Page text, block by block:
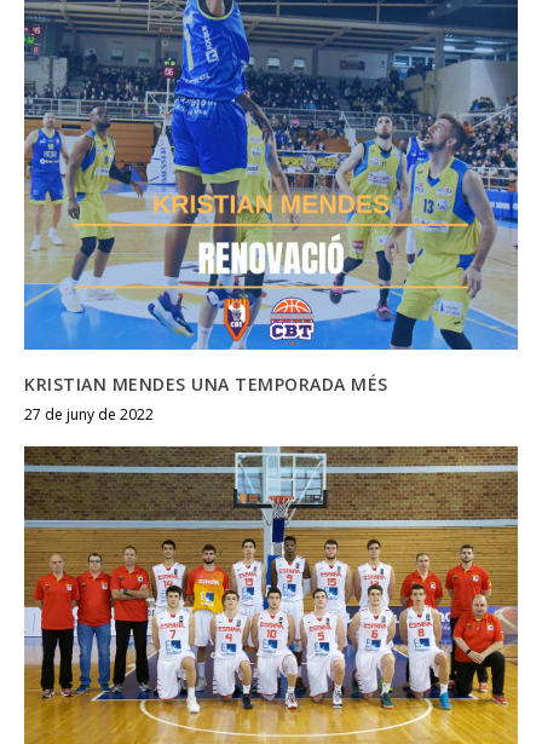
KRISTIAN MENDES UNA TEMPORADA MÉS
27 de juny de 2022